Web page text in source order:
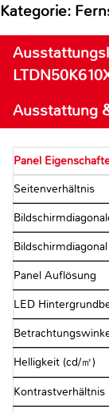
Kategorie:
Ausstattung
Panel
Seitenverhältnis
Panel Auflösung
LED
Helligkeit (cd/㎡)
Kontrastverhältnis